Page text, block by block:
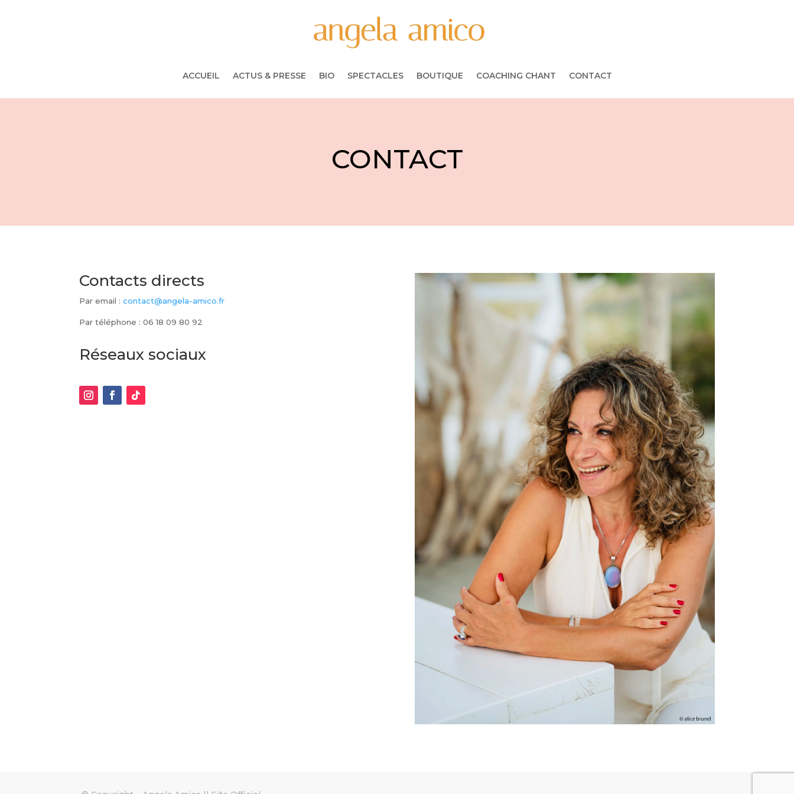
ACCUEIL ACTUS & PRESSE BIO SPECTACLES BOUTIQUE COACHING CHANT CONTACT
CONTACT
Contacts directs
Par email :contact@angela-amico.fr
Par téléphone : 06 18 09 80 92
Réseaux sociaux